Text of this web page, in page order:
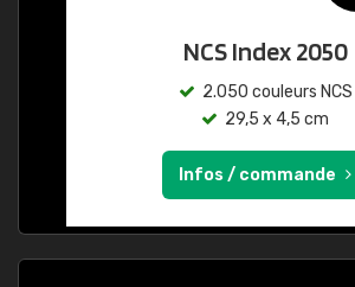
NCS Index 2050
2.050 couleurs NCS
29,5 x 4,5 cm
Infos / commande